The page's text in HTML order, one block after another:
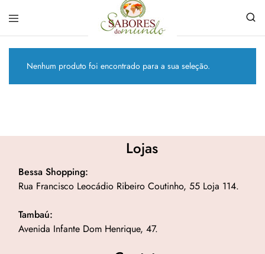
do
Mundo
loja
Temperos
Especiarias
Nenhum produto foi encontrado para a sua seleção.
Lojas
Bessa Shopping:
Rua Francisco Leocádio Ribeiro Coutinho, 55 Loja 114.
Tambaú:
Avenida Infante Dom Henrique, 47.